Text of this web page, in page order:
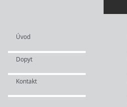
Kontakt
Dopyt
Úvod